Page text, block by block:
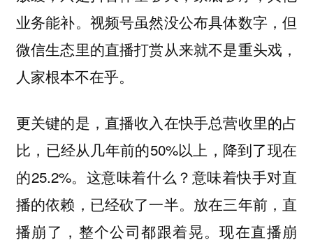
业务能补。视频号虽然没公布具体数字，但
微信生态里的直播打赏从来就不是重头戏，
人家根本不在乎。
更关键的是，直播收入在快手总营收里的占
比，已经从几年前的50%以上，降到了现在
的25.2%。这意味着什么？意味着快手对直
播的依赖，已经砍了一半。放在三年前，直
播崩了，整个公司都跟着晃。现在直播崩